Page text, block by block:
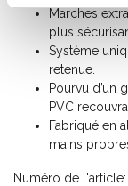
Marches
plus
Système
retenue.
Pourvu d’un
PVC
Fabriqué en
mains
Numéro de